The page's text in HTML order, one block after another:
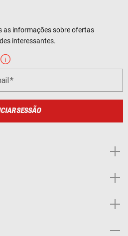
as informações sobre ofertas
interessantes.
SESSÃO